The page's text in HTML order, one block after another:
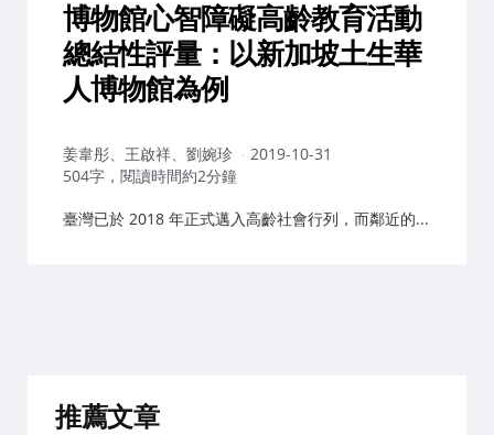
博物館心智障礙高齡教育活動
總結性評量：以新加坡土生華
人博物館為例
作
者：
姜韋彤、王啟祥、劉婉珍
2019-10-31
504字，閱讀時間約2分鐘
臺灣已於 2018 年正式邁入高齡社會行列，而鄰近的...
推薦文章